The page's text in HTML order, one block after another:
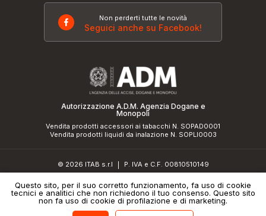
Non perderti tutte le novità
Seguici anche su Facebook!
Autorizzazione A.D.M. Agenzia Dogane e
Monopoli
Vendita prodotti accessori ai tabacchi N. SOPAD0001
Vendita prodotti liquidi da inalazione N. SOPLI0003
© 2026 ITAB s.r.l
P. IVA e C.F. 00810510149
Informativa sulla privacy e cookie policy | Credits
Questo sito, per il suo corretto funzionamento, fa uso di cookie
tecnici e analitici che non richiedono il tuo consenso. Questo sito
non fa uso di cookie di profilazione e di marketing.